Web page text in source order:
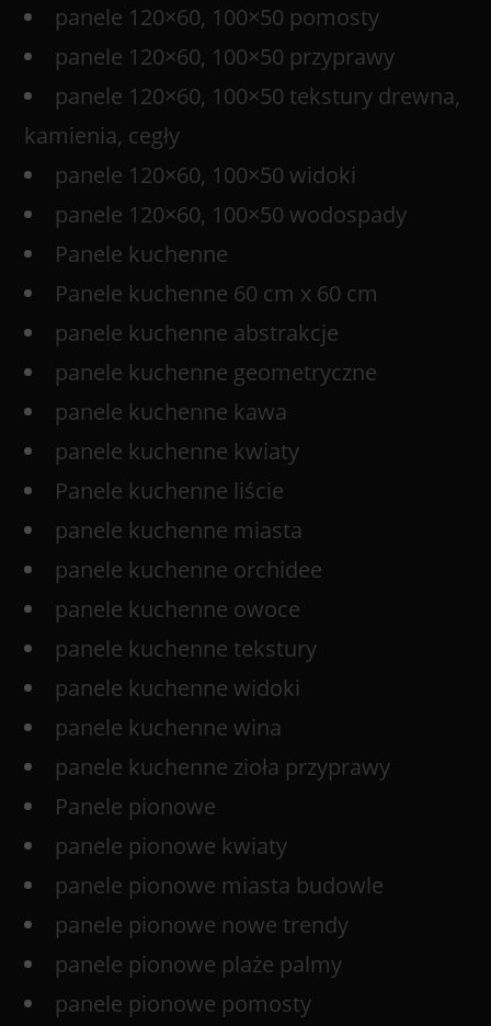
panele 120×60, 100×50 pomosty
panele 120×60, 100×50 przyprawy
panele 120×60, 100×50 tekstury drewna,
kamienia, cegły
panele 120×60, 100×50 widoki
panele 120×60, 100×50 wodospady
Panele kuchenne
Panele kuchenne 60 cm x 60 cm
panele kuchenne abstrakcje
panele kuchenne geometryczne
panele kuchenne kawa
panele kuchenne kwiaty
Panele kuchenne liście
panele kuchenne miasta
panele kuchenne orchidee
panele kuchenne owoce
panele kuchenne tekstury
panele kuchenne widoki
panele kuchenne wina
panele kuchenne zioła przyprawy
Panele pionowe
panele pionowe kwiaty
panele pionowe miasta budowle
panele pionowe nowe trendy
panele pionowe plaże palmy
panele pionowe pomosty